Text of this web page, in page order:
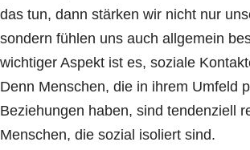
das tun, dann stärken wir nicht nur
sondern fühlen uns auch allgemein
wichtiger Aspekt ist es, soziale
Denn Menschen, die in ihrem Umfeld
Beziehungen haben, sind tendenziell
Menschen, die sozial isoliert sind.